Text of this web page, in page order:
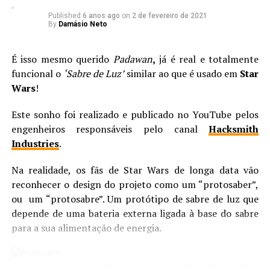
Ricardo Lira.Published 6 anos ago on 2 de fevereiro de 2021
By Damásio Neto
É isso mesmo querido Padawan, já é real e totalmente
funcional o ‘Sabre de Luz’similar ao que é usado em Star
Wars!
Este sonho foi realizado e publicado no YouTube pelos
engenheiros responsáveis pelo canalHacksmith
Industries.
Na realidade, os fãs de Star Wars de longa data vão
reconhecer o design do projeto como um “protosaber”,
ou um “protosabre”. Um protótipo de sabre de luz que
depende de uma bateria externa ligada à base do sabre
para a sua alimentação de energia.